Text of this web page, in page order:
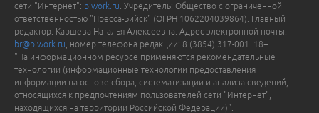
сети "Интернет": biwork.ru . Учредитель: Общество с ограниченной
ответственностью "Пресса-Бийск" (ОГРН 1062204039864). Главный
редактор: Каршева Наталья Алексеевна. Адрес электронной почты:
br@biwork.ru , номер телефона редакции: 8 (3854) 317-001. 18+
"На информационном ресурсе применяются рекомендательные
технологии (информационные технологии предоставления
информации на основе сбора, систематизации и анализа сведений,
относящихся к предпочтениям пользователей сети "Интернет",
находящихся на территории Российской Федерации)".